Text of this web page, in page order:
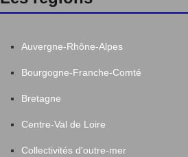
Auvergne-Rhône-Alpes
Bourgogne-Franche-Comté
Bretagne
Centre-Val de Loire
Collectivités d'outre-mer